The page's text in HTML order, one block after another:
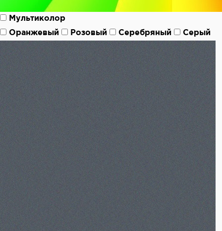
Мультиколор
Оранжевый
Розовый Серебряный Серый